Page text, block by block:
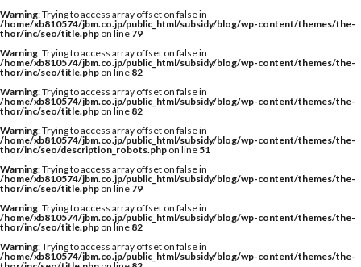
Warning: Trying to access array offset on false in
/home/xb810574/jbm.co.jp/public_html/subsidy/blog/wp-content/themes/the-
thor/inc/seo/title.php on line 79
Warning: Trying to access array offset on false in
/home/xb810574/jbm.co.jp/public_html/subsidy/blog/wp-content/themes/the-
thor/inc/seo/title.php on line 82
Warning: Trying to access array offset on false in
/home/xb810574/jbm.co.jp/public_html/subsidy/blog/wp-content/themes/the-
thor/inc/seo/title.php on line 82
Warning: Trying to access array offset on false in
/home/xb810574/jbm.co.jp/public_html/subsidy/blog/wp-content/themes/the-
thor/inc/seo/description_robots.php on line 51
Warning: Trying to access array offset on false in
/home/xb810574/jbm.co.jp/public_html/subsidy/blog/wp-content/themes/the-
thor/inc/seo/title.php on line 79
Warning: Trying to access array offset on false in
/home/xb810574/jbm.co.jp/public_html/subsidy/blog/wp-content/themes/the-
thor/inc/seo/title.php on line 82
Warning: Trying to access array offset on false in
/home/xb810574/jbm.co.jp/public_html/subsidy/blog/wp-content/themes/the-
カテゴリー
タグ
2022 2022年 2023 2024
AI導入補助金
ITベンダー
IT導入支援事業者
IT導入補助金
お知らせ
コロナ対策
スケジュール